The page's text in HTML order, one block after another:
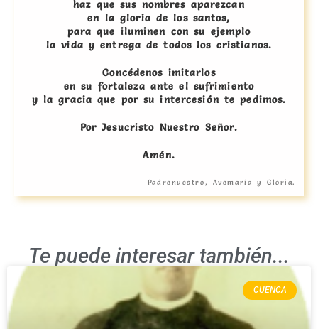
haz que sus nombres aparezcan
en la gloria de los santos,
para que iluminen con su ejemplo
la vida y entrega de todos los cristianos.
Concédenos imitarlos
en su fortaleza ante el sufrimiento
y la gracia que por su intercesión te pedimos.
Por Jesucristo Nuestro Señor.
Amén.
Padrenuestro, Avemaría y Gloria.
Te puede interesar también...
CUENCA